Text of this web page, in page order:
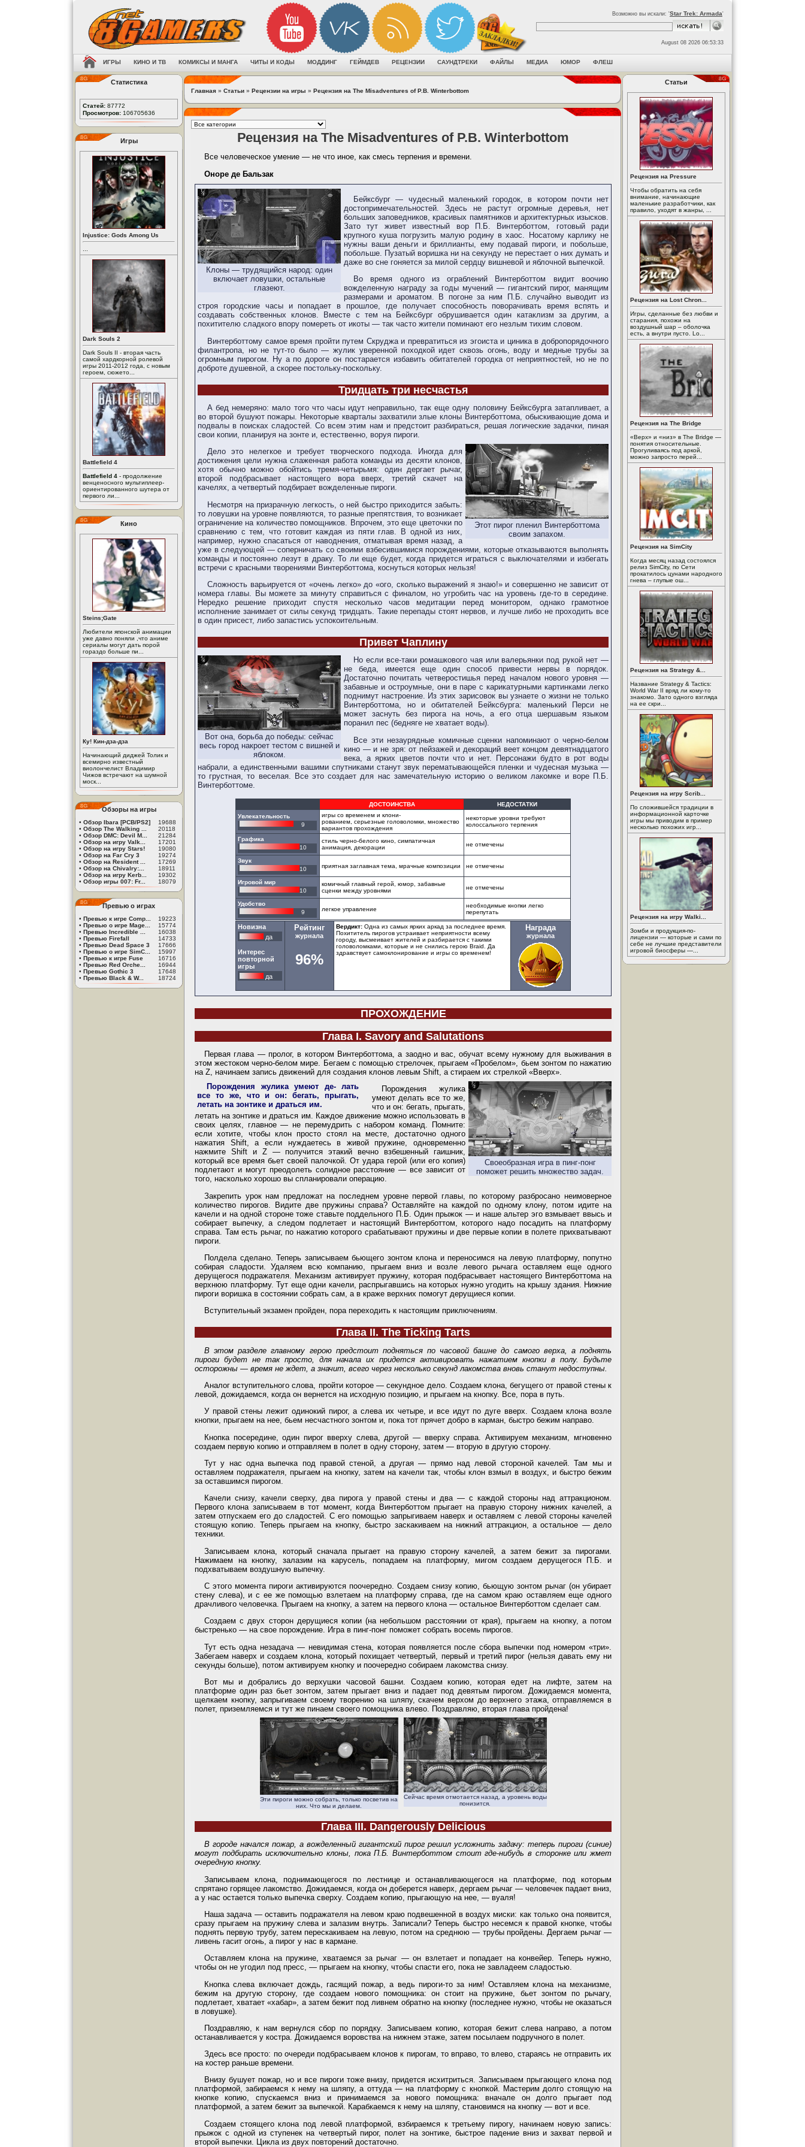
Возможно вы искали: 'Star Trek: Armada'
August 08 2026 06:53:33
ИГРЫ КИНО И ТВ КОМИКСЫ И МАНГА ЧИТЫ И КОДЫ МОДДИНГ ГЕЙМДЕВ РЕЦЕНЗИИ САУНДТРЕКИ ФАЙЛЫ МЕДИА ЮМОР ФЛЕШ
Статистика
Статей: 87772
Просмотров: 106705636
Игры
Injustice: Gods Among Us
Dark Souls 2
Dark Souls II - вторая часть
самой хардкорной ролевой
игры 2011-2012 года, с новым
героем, сюжето...
Battlefield 4
Battlefield 4 - продолжение
венценосного мультиплеер-
ориентированного шутера от
первого ли...
Кино
Steins;Gate
Любители японской анимации
уже давно поняли ,что аниме
сериалы могут дать порой
гораздо больше пи...
Ку! Кин-дза-дза
Начинающий диджей Толик и
всемирно известный
виолончелист Владимир
Чижов встречают на шумной
моск...
Обзоры на игры
• Обзор Ibara [PCB/PS2]
19688
• Обзор The Walking ...
20118
• Обзор DMC: Devil M...
21284
• Обзор на игру Valk...
17201
• Обзор на игру Stars!
19080
• Обзор на Far Cry 3
19274
• Обзор на Resident ...
17269
• Обзор на Chivalry:...
18911
• Обзор на игру Kerb...
19302
• Обзор игры 007: Fr... 18079
Превью о играх
• Превью к игре Comp...
19223
• Превью о игре Mage...
15774
• Превью Incredible ...
16038
• Превью Firefall
14733
• Превью Dead Space 3
17666
• Превью о игре SimC...
15997
• Превью к игре Fuse
16716
• Превью Red Orche...
16944
• Превью Gothic 3
17648
• Превью Black & W... 18724
Главная » Статьи » Рецензии на игры » Рецензия на The Misadventures of P.B. Winterbottom
Рецензия на The Misadventures of P.B. Winterbottom
Все человеческое умение — не что иное, как смесь терпения и времени.
Оноре де Бальзак
Клоны — трудящийся народ: один
включает ловушки, остальные
глазеют.
Бейксбург — чудесный маленький городок, в котором почти нет
достопримечательностей. Здесь не растут огромные деревья, нет
больших заповедников, красивых памятников и архитектурных изысков.
Зато тут живет известный вор П.Б. Винтерботтом, готовый ради
крупного куша погрузить малую родину в хаос. Носатому карлику не
нужны ваши деньги и бриллианты, ему подавай пироги, и побольше,
побольше. Пузатый воришка ни на секунду не перестает о них думать и
даже во сне гоняется за милой сердцу вишневой и яблочной выпечкой.
Во время одного из ограблений Винтерботтом видит воочию
вожделенную награду за годы мучений — гигантский пирог, манящим
размерами и ароматом. В погоне за ним П.Б. случайно выводит из
строя городские часы и попадает в прошлое, где получает способность поворачивать время вспять и
создавать собственных клонов. Вместе с тем на Бейксбург обрушивается один катаклизм за другим, а
похитителю сладкого впору помереть от икоты — так часто жители поминают его незлым тихим словом.
Винтерботтому самое время пройти путем Скруджа и превратиться из эгоиста и циника в добропорядочного
филантропа, но не тут-то было — жулик уверенной походкой идет сквозь огонь, воду и медные трубы за
огромным пирогом. Ну а по дороге он постарается избавить обитателей городка от неприятностей, но не по
доброте душевной, а скорее постольку-поскольку.
Тридцать три несчастья
А бед немеряно: мало того что часы идут неправильно, так еще одну половину Бейксбурга затапливает, а
во второй бушуют пожары. Некоторые кварталы захватили злые клоны Винтерботтома, обыскивающие дома и
подвалы в поисках сладостей. Со всем этим нам и предстоит разбираться, решая логические задачки, пиная
свои копии, планируя на зонте и, естественно, воруя пироги.
Этот пирог пленил Винтерботтома
своим запахом.
Дело это нелегкое и требует творческого подхода. Иногда для
достижения цели нужна слаженная работа команды из десяти клонов,
хотя обычно можно обойтись тремя-четырьмя: один дергает рычаг,
второй подбрасывает настоящего вора вверх, третий скачет на
качелях, а четвертый подбирает вожделенные пироги.
Несмотря на призрачную легкость, о ней быстро приходится забыть:
то ловушки на уровне появляются, то разные препятствия, то возникает
ограничение на количество помощников. Впрочем, это еще цветочки по
сравнению с тем, что готовит каждая из пяти глав. В одной из них,
например, нужно спасаться от наводнения, отматывая время назад, а
уже в следующей — соперничать со своими взбесившимися порождениями, которые отказываются выполнять
команды и постоянно лезут в драку. То ли еще будет, когда придется играться с выключателями и избегать
встречи с красными творениями Винтерботтома, коснуться которых нельзя!
Сложность варьируется от «очень легко» до «ого, сколько выражений я знаю!» и совершенно не зависит от
номера главы. Вы можете за минуту справиться с финалом, но угробить час на уровень где-то в середине.
Нередко решение приходит спустя несколько часов медитации перед монитором, однако грамотное
исполнение занимает от силы секунд тридцать. Такие перепады стоят нервов, и лучше либо не проходить все
в один присест, либо запастись успокоительным.
Привет Чаплину
Вот она, борьба до победы: сейчас
весь город накроет тестом с вишней и
яблоком.
Но если все-таки ромашкового чая или валерьянки под рукой нет —
не беда, имеется еще один способ привести нервы в порядок.
Достаточно почитать четверостишья перед началом нового уровня —
забавные и остроумные, они в паре с карикатурными картинками легко
поднимут настроение. Из этих зарисовок вы узнаете о жизни не только
Винтерботтома, но и обитателей Бейксбурга: маленький Перси не
может заснуть без пирога на ночь, а его отца шершавым языком
поранил пес (бедняге не хватает воды).
Все эти незаурядные комичные сценки напоминают о черно-белом
кино — и не зря: от пейзажей и декораций веет концом девятнадцатого
века, а ярких цветов почти что и нет. Персонажи будто в рот воды
набрали, а единственными вашими спутниками станут звук перематывающейся пленки и чудесная музыка —
то грустная, то веселая. Все это создает для нас замечательную историю о великом лакомке и воре П.Б.
Винтерботтоме.
ДОСТОИНСТВА
НЕДОСТАТКИ
Увлекательность
9
игры со временем и клони-
рованием, серьезные головоломки, множество
вариантов прохождения
некоторые уровни требуют
колоссального терпения
Графика
10
стиль черно-белого кино, симпатичная
анимация, декорации
не отмечены
Звук
10
приятная заглавная тема, мрачные композиции не отмечены
Игровой мир
10
комичный главный герой, юмор, забавные
сценки между уровнями
не отмечены
Удобство
9
легкое управление
необходимые кнопки легко
перепутать
Новизна
да
Интерес
повторной
игры
да
Рейтинг
журнала
96%
Вердикт: Одна из самых ярких аркад за последнее время.
Похититель пирогов устраивает неприятности всему
городу, высмеивает жителей и разбирается с такими
головоломками, которые и не снились герою Braid. Да
здравствует самоклонирование и игры со временем!
Награда
журнала
ПРОХОЖДЕНИЕ
Глава I. Savory and Salutations
Первая глава — пролог, в котором Винтерботтома, а заодно и вас, обучат всему нужному для выживания в
этом жестоком черно-белом мире. Бегаем с помощью стрелочек, прыгаем «Пробелом», бьем зонтом по нажатию
на Z, начинаем запись движений для создания клонов левым Shift, а стираем их стрелкой «Вверх».
Порождения жулика умеют де- лать
все то же, что и он: бегать, прыгать,
летать на зонтике и драться им.
Своеобразная игра в пинг-понг
поможет решить множество задач.
Порождения жулика
умеют делать все то же,
что и он: бегать, прыгать,
летать на зонтике и драться им. Каждое движение можно использовать в
своих целях, главное — не перемудрить с набором команд. Помните:
если хотите, чтобы клон просто стоял на месте, достаточно одного
нажатия Shift, а если нуждаетесь в живой пружине, одновременно
нажмите Shift и Z — получится этакий вечно взбешенный гаишник,
который все время бьет своей палочкой. От удара герой (или его копия)
подлетают и могут преодолеть солидное расстояние — все зависит от
того, насколько хорошо вы спланировали операцию.
Закрепить урок нам предложат на последнем уровне первой главы, по которому разбросано неимоверное
количество пирогов. Видите две пружины справа? Оставляйте на каждой по одному клону, потом идите на
качели и на одной стороне тоже ставьте поддельного П.Б. Один прыжок — и наше альтер эго взмывает ввысь и
собирает выпечку, а следом подлетает и настоящий Винтерботтом, которого надо посадить на платформу
справа. Там есть рычаг, по нажатию которого срабатывают пружины и две первые копии в полете прихватывают
пироги.
Полдела сделано. Теперь записываем бьющего зонтом клона и переносимся на левую платформу, попутно
собирая сладости. Удаляем всю компанию, прыгаем вниз и возле левого рычага оставляем еще одного
дерущегося подражателя. Механизм активирует пружину, которая подбрасывает настоящего Винтерботтома на
верхнюю платформу. Тут еще одни качели, распрыгавшись на которых нужно угодить на крышу здания. Нижние
пироги воришка в состоянии собрать сам, а в краже верхних помогут дерущиеся копии.
Вступительный экзамен пройден, пора переходить к настоящим приключениям.
Глава II. The Ticking Tarts
В этом разделе главному герою предстоит подняться по часовой башне до самого верха, а поднять
пироги будет не так просто, для начала их придется активировать нажатием кнопки в полу. Будьте
осторожны — время не ждет, а значит, всего через несколько секунд лакомства вновь станут недоступны.
Аналог вступительного слова, пройти которое — секундное дело. Создаем клона, бегущего от правой стены к
левой, дожидаемся, когда он вернется на исходную позицию, и прыгаем на кнопку. Все, пора в путь.
У правой стены лежит одинокий пирог, а слева их четыре, и все идут по дуге вверх. Создаем клона возле
кнопки, прыгаем на нее, бьем несчастного зонтом и, пока тот прячет добро в карман, быстро бежим направо.
Кнопка посередине, один пирог вверху слева, другой — вверху справа. Активируем механизм, мгновенно
создаем первую копию и отправляем в полет в одну сторону, затем — вторую в другую сторону.
Тут у нас одна выпечка под правой стеной, а другая — прямо над левой стороной качелей. Там мы и
оставляем подражателя, прыгаем на кнопку, затем на качели так, чтобы клон взмыл в воздух, и быстро бежим
за оставшимся пирогом.
Качели снизу, качели сверху, два пирога у правой стены и два — с каждой стороны над аттракционом.
Первого клона записываем в тот момент, когда Винтерботтом прыгает на правую сторону нижних качелей, а
затем отпускаем его до сладостей. С его помощью запрыгиваем наверх и оставляем с левой стороны качелей
стоящую копию. Теперь прыгаем на кнопку, быстро заскакиваем на нижний аттракцион, а остальное — дело
техники.
Записываем клона, который сначала прыгает на правую сторону качелей, а затем бежит за пирогами.
Нажимаем на кнопку, залазим на карусель, попадаем на платформу, мигом создаем дерущегося П.Б. и
подхватываем воздушную выпечку.
С этого момента пироги активируются поочередно. Создаем снизу копию, бьющую зонтом рычаг (он убирает
стену слева), и с ее же помощью взлетаем на платформу справа, где на самом краю оставляем еще одного
драчливого человечка. Прыгаем на кнопку, а затем на первого клона — остальное Винтерботтом сделает сам.
Создаем с двух сторон дерущиеся копии (на небольшом расстоянии от края), прыгаем на кнопку, а потом
быстренько — на свое порождение. Игра в пинг-понг поможет собрать восемь пирогов.
Тут есть одна незадача — невидимая стена, которая появляется после сбора выпечки под номером «три».
Забегаем наверх и создаем клона, который похищает четвертый, первый и третий пирог (нельзя давать ему ни
секунды больше), потом активируем кнопку и поочередно собираем лакомства снизу.
Вот мы и добрались до верхушки часовой башни. Создаем копию, которая едет на лифте, затем на
платформе один раз бьет зонтом, затем прыгает вниз и падает под девятым пирогом. Дожидаемся момента,
щелкаем кнопку, запрыгиваем своему творению на шляпу, скачем верхом до верхнего этажа, отправляемся в
полет, приземляемся и тут же пинаем своего помощника влево. Поздравляю, вторая глава пройдена!
Эти пироги можно собрать, только посветив на
них. Что мы и делаем.
Сейчас время отмотается назад, а уровень воды
понизится.
Глава III. Dangerously Delicious
В городе начался пожар, а вожделенный гигантский пирог решил усложнить задачу: теперь пироги (синие)
могут подбирать исключительно клоны, пока П.Б. Винтерботтом стоит где-нибудь в сторонке или жмет
очередную кнопку.
Записываем клона, поднимающегося по лестнице и останавливающегося на платформе, под которым
спрятано горящее лакомство. Дожидаемся, когда он доберется наверх, дергаем рычаг — человечек падает вниз,
а у нас остается только выпечка сверху. Создаем копию, прыгающую на нее, — вуаля!
Наша задача — оставить подражателя на левом краю подвешенной в воздух миски: как только она появится,
сразу прыгаем на пружину слева и залазим внутрь. Записали? Теперь быстро несемся к правой кнопке, чтобы
поднять первую трубу, затем перескакиваем на левую, потом на среднюю — трубы пройдены. Дергаем рычаг —
ливень гасит огонь, а пирог у нас в кармане.
Оставляем клона на пружине, хватаемся за рычаг — он взлетает и попадает на конвейер. Теперь нужно,
чтобы он не угодил под пресс, — прыгаем на кнопку, чтобы спасти его, пока не завладеем сладостью.
Кнопка слева включает дождь, гасящий пожар, а ведь пироги-то за ним! Оставляем клона на механизме,
бежим на другую сторону, где создаем нового помощника: он стоит на пружине, бьет зонтом по рычагу,
подлетает, хватает «хабар», а затем бежит под ливнем обратно на кнопку (последнее нужно, чтобы не оказаться
в ловушке).
Поздравляю, к нам вернулся сбор по порядку. Записываем копию, которая бежит слева направо, а потом
останавливается у костра. Дожидаемся воровства на нижнем этаже, затем посылаем подручного в полет.
Здесь все просто: по очереди подбрасываем клонов к пирогам, то вправо, то влево, стараясь не отправить их
на костер раньше времени.
Внизу бушует пожар, но и все пироги тоже внизу, придется исхитриться. Записываем прыгающего клона под
платформой, забираемся к нему на шляпу, а оттуда — на платформу с кнопкой. Мастерим долго стоящую на
кнопке копию, спускаемся вниз и принимаемся за нового помощника: вначале он долго прыгает под
платформой, а затем бежит за выпечкой. Карабкаемся к нему на шляпу, становимся на кнопку — вот и все.
Создаем стоящего клона под левой платформой, взбираемся к третьему пирогу, начинаем новую запись:
прыжок с одной из ступенек на четвертый пирог, полет на зонтике, быстрое падение вниз и захват первой и
второй выпечки. Цикла из двух повторений достаточно.
Статьи
Рецензия на Pressure
Чтобы обратить на себя
внимание, начинающие
маленькие разработчики, как
правило, уходят в жанры, ...
Рецензия на Lost Chron...
Игры, сделанные без любви и
старания, похожи на
воздушный шар – оболочка
есть, а внутри пусто. Lo...
Рецензия на The Bridge
«Верх» и «низ» в The Bridge —
понятия относительные.
Прогуливаясь под аркой,
можно запросто перей...
Рецензия на SimCity
Когда месяц назад состоялся
релиз SimCity, по Сети
прокатилось цунами народного
гнева – глупые ош...
Рецензия на Strategy &...
Название Strategy & Tactics:
World War II вряд ли кому-то
знакомо. Зато одного взгляда
на ее скри...
Рецензия на игру Scrib...
По сложившейся традиции в
информационной карточке
игры мы приводим в пример
несколько похожих игр...
Рецензия на игру Walki...
Зомби и продукция-по-
лицензии — которые и сами по
себе не лучшие представители
игровой биосферы —...